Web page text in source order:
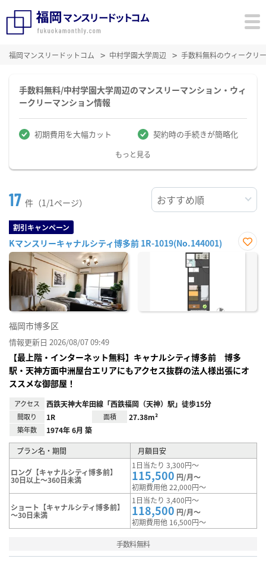
福岡マンスリードットコム 中村学園大学周辺 手数料無料のウィークリ
手数料無料/中村学園大学周辺のマンスリーマンション・ウィ
ークリーマンション情報
初期費用を大幅カット 契約時の手続きが簡略化
もっと見る
17 件（1/1ページ）
割引キャンペーン
Kマンスリーキャナルシティ博多前 1R-1019(No.144001)
お気
福岡市博多区
情報更新日 2026/08/07 09:49
【最上階・インターネット無料】キャナルシティ博多前 博多
駅・天神方面中洲屋台エリアにもアクセス抜群の法人様出張にオ
ススメな御部屋！
アクセス 西鉄天神大牟田線「西鉄福岡（天神）駅」徒歩15分
間取り 1R 面積 27.38m²
築年数 1974年 6月 築
プラン名・期間 月額目安
ロング【キャナルシティ博多前】
30日以上～360日未満
1日当たり 3,300円～
115,500 円/月～
初期費用他 22,000円～
ショート【キャナルシティ博多前】
～30日未満
1日当たり 3,400円～
118,500 円/月～
初期費用他 16,500円～
手数料無料